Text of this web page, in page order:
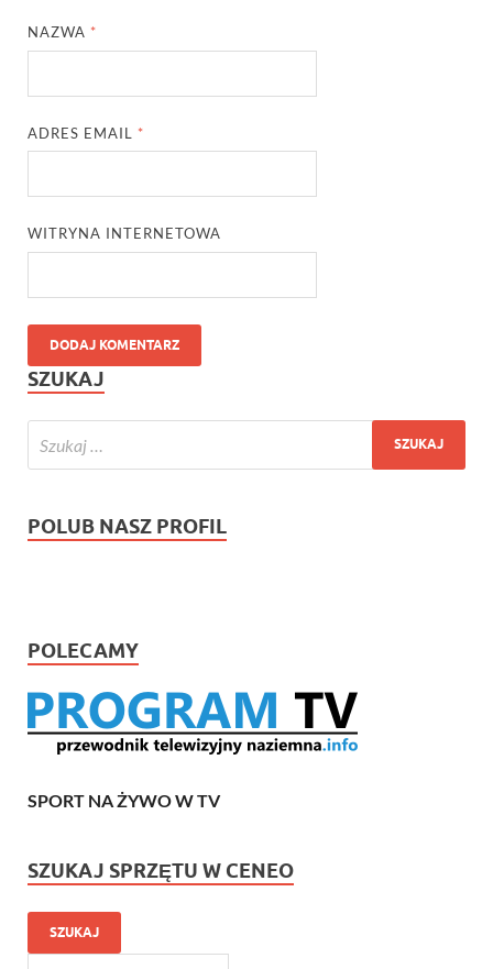
NAZWA *
ADRES EMAIL *
WITRYNA INTERNETOWA
SZUKAJ
POLUB NASZ PROFIL
POLECAMY
SPORT NA ŻYWO W TV
SZUKAJ SPRZĘTU W CENEO
SZUKAJ